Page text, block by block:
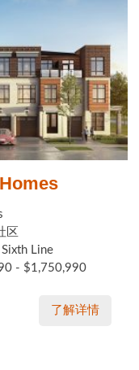
区
Line
- $1,750,990
了解详情